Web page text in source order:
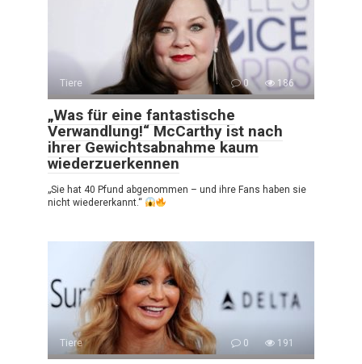
Tiere 0 186
„Was für eine fantastische
Verwandlung!“ McCarthy ist nach
ihrer Gewichtsabnahme kaum
wiederzuerkennen
„Sie hat 40 Pfund abgenommen – und ihre Fans haben sie
nicht wiedererkannt.“
Tiere 0 191